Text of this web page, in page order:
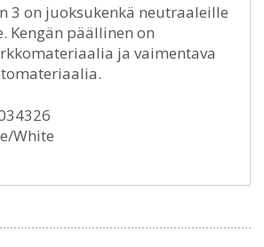
3 on juoksukenkä neutraaleille
Kengän päällinen on
ja vaimentava
White